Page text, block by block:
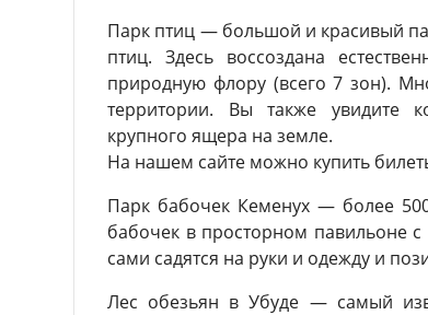
Парк птиц — большой и красивый
птиц. Здесь воссоздана
природную флору (всего 7 зон).
территории. Вы также увидите
крупного ящера на земле.
На нашем сайте можно купить
Парк бабочек Кеменух — более
бабочек в просторном павильоне
сами садятся на руки и одежду и
Лес обезьян в Убуде — самый